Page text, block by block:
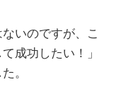
いのですが、こ
成功したい！」
。